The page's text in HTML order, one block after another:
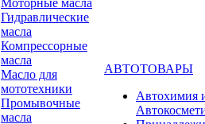
Гидравлические
масла
Компрессорные
масла
Масло для
мототехники
Промывочные
масла
АВТОТОВАРЫ
Автохимия